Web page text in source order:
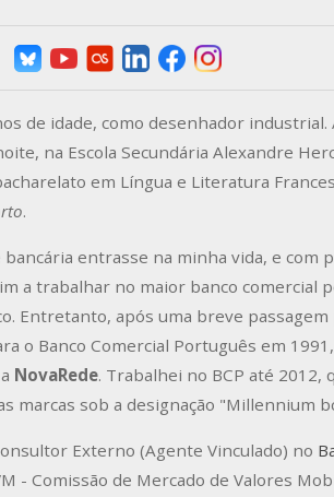
de idade, como desenhador industrial.
na Escola Secundária Alexandre
em Língua e Literatura
.
entrasse na minha vida, e com
a trabalhar no maior banco comercial
Entretanto, após uma breve passagem
o Banco Comercial Português em
NovaRede. Trabalhei no BCP até 2012,
marcas sob a designação "Millennium
Externo (Agente Vinculado) no
- Comissão de Mercado de Valores